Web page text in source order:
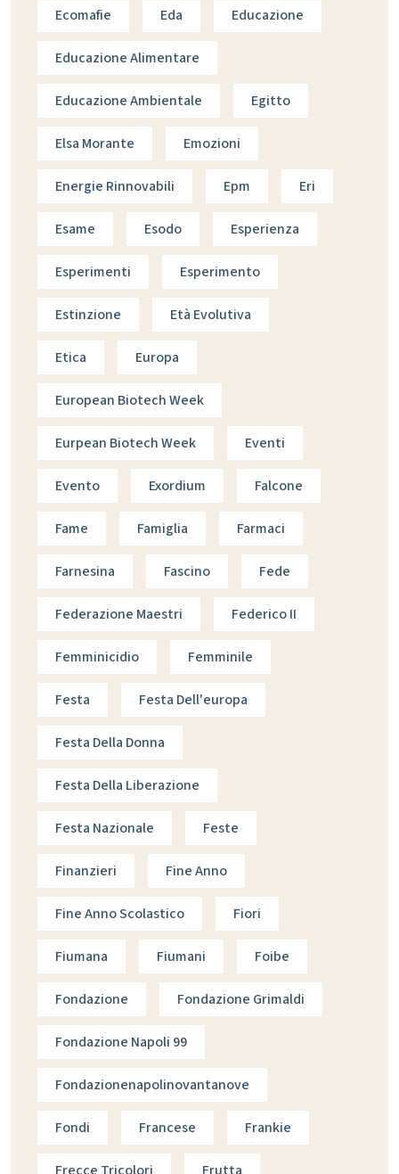
Ecomafie Eda Educazione
Educazione Alimentare
Educazione Ambientale Egitto
Elsa Morante Emozioni
Energie Rinnovabili Epm Eri
Esame Esodo Esperienza
Esperimenti Esperimento
Estinzione Età Evolutiva
Etica Europa
European Biotech Week
Eurpean Biotech Week Eventi
Evento Exordium Falcone
Fame Famiglia Farmaci
Farnesina Fascino Fede
Federazione Maestri Federico II
Femminicidio Femminile
Festa Festa Dell'europa
Festa Della Donna
Festa Della Liberazione
Festa Nazionale Feste
Finanzieri Fine Anno
Fine Anno Scolastico Fiori
Fiumana Fiumani Foibe
Fondazione Fondazione Grimaldi
Fondazione Napoli 99
Fondazionenapolinovantanove
Fondi Francese Frankie